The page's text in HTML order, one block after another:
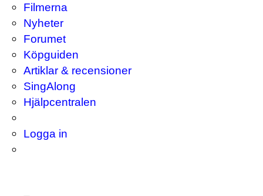
Filmerna
Nyheter
Forumet
Köpguiden
Artiklar & recensioner
SingAlong
Hjälpcentralen
Logga in